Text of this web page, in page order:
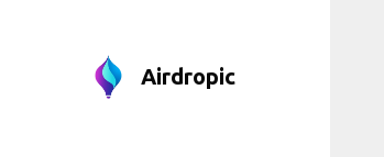
Airdropic